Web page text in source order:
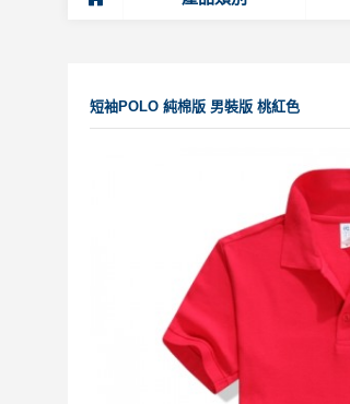
短袖POLO 純棉版 男裝版 桃紅色